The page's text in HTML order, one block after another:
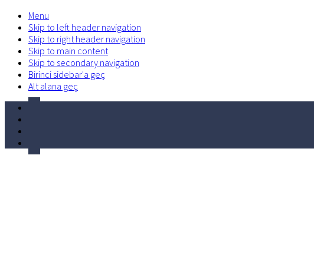
Menu
Skip to left header navigation
Skip to right header navigation
Skip to main content
Skip to secondary navigation
Birinci sidebar'a geç
Alt alana geç
Before
Header
control-